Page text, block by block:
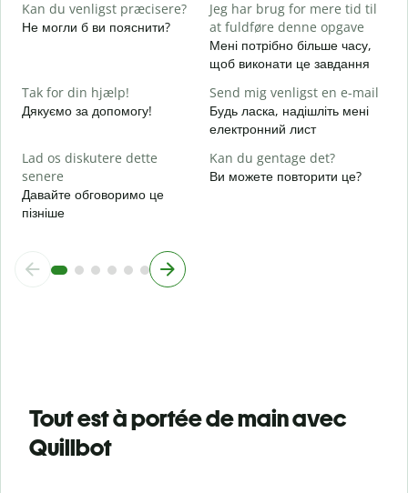
Kan du venligst præcisere?
Не могли б ви пояснити?
Jeg har brug for mere tid til
at fuldføre denne opgave
Мені потрібно більше часу,
щоб виконати це завдання
Tak for din hjælp!
Дякуємо за допомогу!
Send mig venligst en e-mail
Будь ласка, надішліть мені
електронний лист
Lad os diskutere dette
senere
Давайте обговоримо це
пізніше
Kan du gentage det?
Ви можете повторити це?
Tout est à portée de main avec
Quillbot